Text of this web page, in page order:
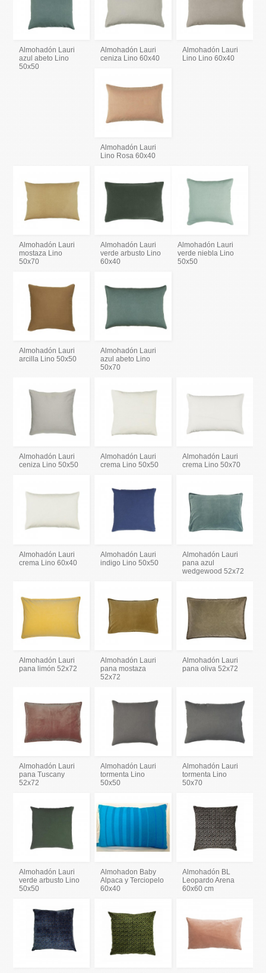
Almohadón Lauri
azul abeto Lino
50x50
Almohadón Lauri
ceniza Lino 60x40
Almohadón Lauri
Lino Lino 60x40
Almohadón Lauri
Lino Rosa 60x40
Almohadón Lauri
mostaza Lino
50x70
Almohadón Lauri
verde arbusto Lino
60x40
Almohadón Lauri
verde niebla Lino
50x50
Almohadón Lauri
arcilla Lino 50x50
Almohadón Lauri
azul abeto Lino
50x70
Almohadón Lauri
ceniza Lino 50x50
Almohadón Lauri
crema Lino 50x50
Almohadón Lauri
crema Lino 50x70
Almohadón Lauri
crema Lino 60x40
Almohadón Lauri
indigo Lino 50x50
Almohadón Lauri
pana azul
wedgewood 52x72
Almohadón Lauri
pana limón 52x72
Almohadón Lauri
pana mostaza
52x72
Almohadón Lauri
pana oliva 52x72
Almohadón Lauri
pana Tuscany
52x72
Almohadón Lauri
tormenta Lino
50x50
Almohadón Lauri
tormenta Lino
50x70
Almohadón Lauri
verde arbusto Lino
50x50
Almohadon Baby
Alpaca y Terciopelo
60x40
Almohadón BL
Leopardo Arena
60x60 cm